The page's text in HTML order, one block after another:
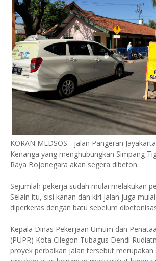
KORAN MEDSOS - jalan Pangeran
Kenanga yang menghubungkan Simpang
Raya Bojonegara akan segera dibeton.
Sejumlah pekerja sudah mulai melakukan
Selain itu, sisi kanan dan kiri jalan juga
diperkeras dengan batu sebelum
Kepala Dinas Pekerjaan Umum dan
(PUPR) Kota Cilegon Tubagus Dendi
proyek perbaikan jalan tersebut merupakan